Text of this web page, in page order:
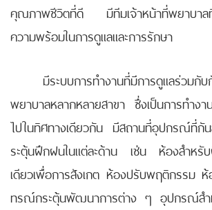
คุณภาพชีวิตที่ดี มีทีมเจ้าหน้าที่พยาบาล
ความพร้อมในการดูแลและการรักษา
มีระบบการทำงานที่มีการดูแลร่วมกับ
พยาบาลหลากหลายสาขา ซึ่งเป็นการทำงา
ไปในทิศทางเดียวกัน มีสถานที่อุปกรณ์ที่กั
ระตุ้นฝึกฝนในแต่ละด้าน เช่น ห้องสำหรั
เดียวเพื่อการสังเกต ห้องปรับพฤติกรรม
ทรณ์กระตุ้นพัฒนาการต่าง ๆ อุปกรณ์สำ